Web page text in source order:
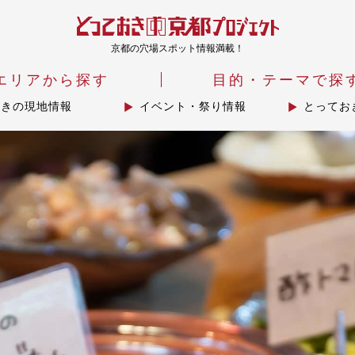
京都の穴場スポット情報満載！
リアから探す 目的・テーマで探
の現地情報 イベント・祭り情報 とってお